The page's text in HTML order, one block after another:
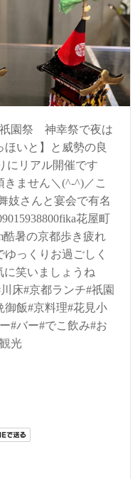
祇園祭 神幸祭で夜は
いと】と威勢の良
にリアル開催です
ません＼(^-^)／こ
妓さんと宴会で有名
花屋町
酷暑の京都歩き疲れ
っくりお過ごしく
に笑いましょうね
床#京都ランチ#祇園
御飯#京料理#花見小
#バー#でこ飲み#お
光